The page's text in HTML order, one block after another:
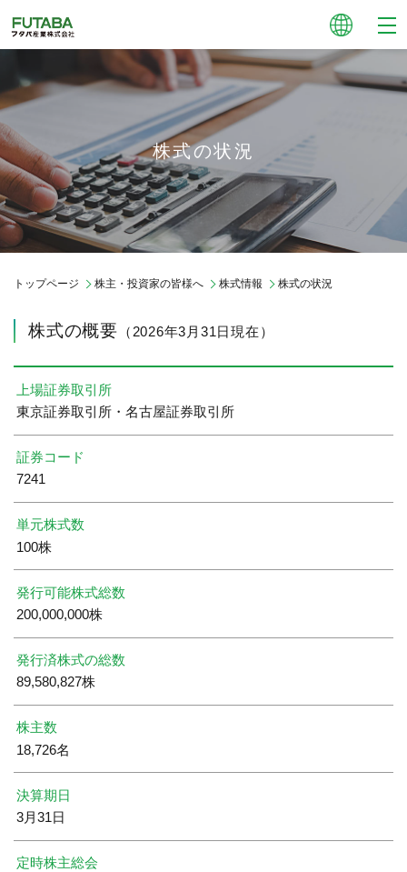
株式の状況
トップページ 株主・投資家の皆様へ 株式情報 株式の状況
株式の概要 （2026年3月31日現在）
上場証券取引所
東京証券取引所・名古屋証券取引所
証券コード
7241
単元株式数
100株
発行可能株式総数
200,000,000株
発行済株式の総数
89,580,827株
株主数
18,726名
決算期日
3月31日
定時株主総会